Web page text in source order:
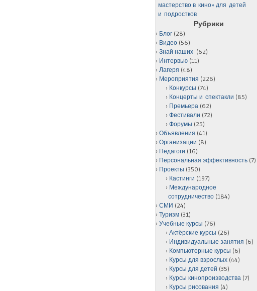
мастерство в кино» для детей
и подростков
Рубрики
Блог (28)
Видео (56)
Знай наших! (62)
Интервью (11)
Лагеря (48)
Мероприятия (226)
Конкурсы (74)
Концерты и спектакли (85)
Премьера (62)
Фестивали (72)
Форумы (25)
Объявления (41)
Организации (8)
Педагоги (16)
Персональная эффективность (7)
Проекты (350)
Кастинги (197)
Международное
сотрудничество (184)
СМИ (24)
Туризм (31)
Учебные курсы (76)
Актёрские курсы (26)
Индивидуальные занятия (6)
Компьютерные курсы (6)
Курсы для взрослых (44)
Курсы для детей (35)
Курсы кинопроизводства (7)
Курсы рисования (4)